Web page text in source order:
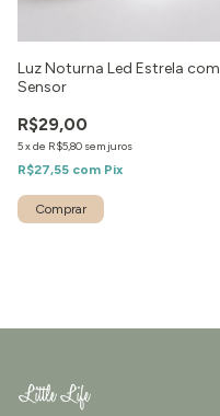
Luz Noturna Led Estrela com
Sensor
R$29,00
5xde R$5,80 sem juros
R$27,55 com Pix